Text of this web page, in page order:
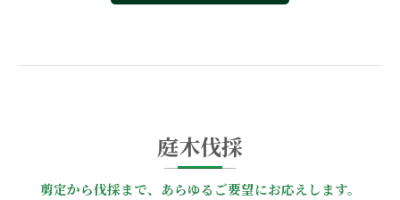
庭木伐採
剪定から伐採まで、あらゆるご要望にお応えします。